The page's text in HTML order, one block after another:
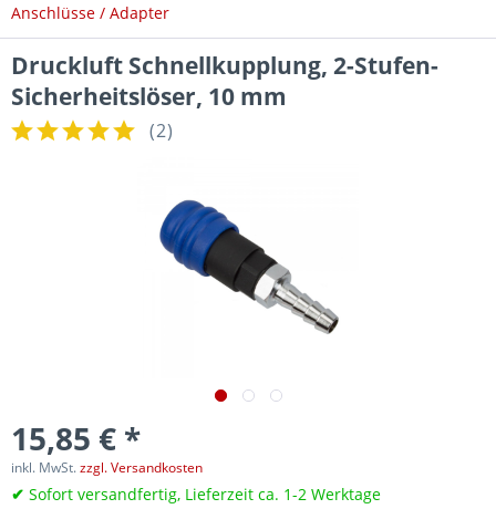
Anschlüsse / Adapter
Druckluft Schnellkupplung, 2-Stufen-
Sicherheitslöser, 10 mm
(2)
15,85 € *
inkl. MwSt.zzgl. Versandkosten
✔ Sofort versandfertig, Lieferzeit ca. 1-2 Werktage